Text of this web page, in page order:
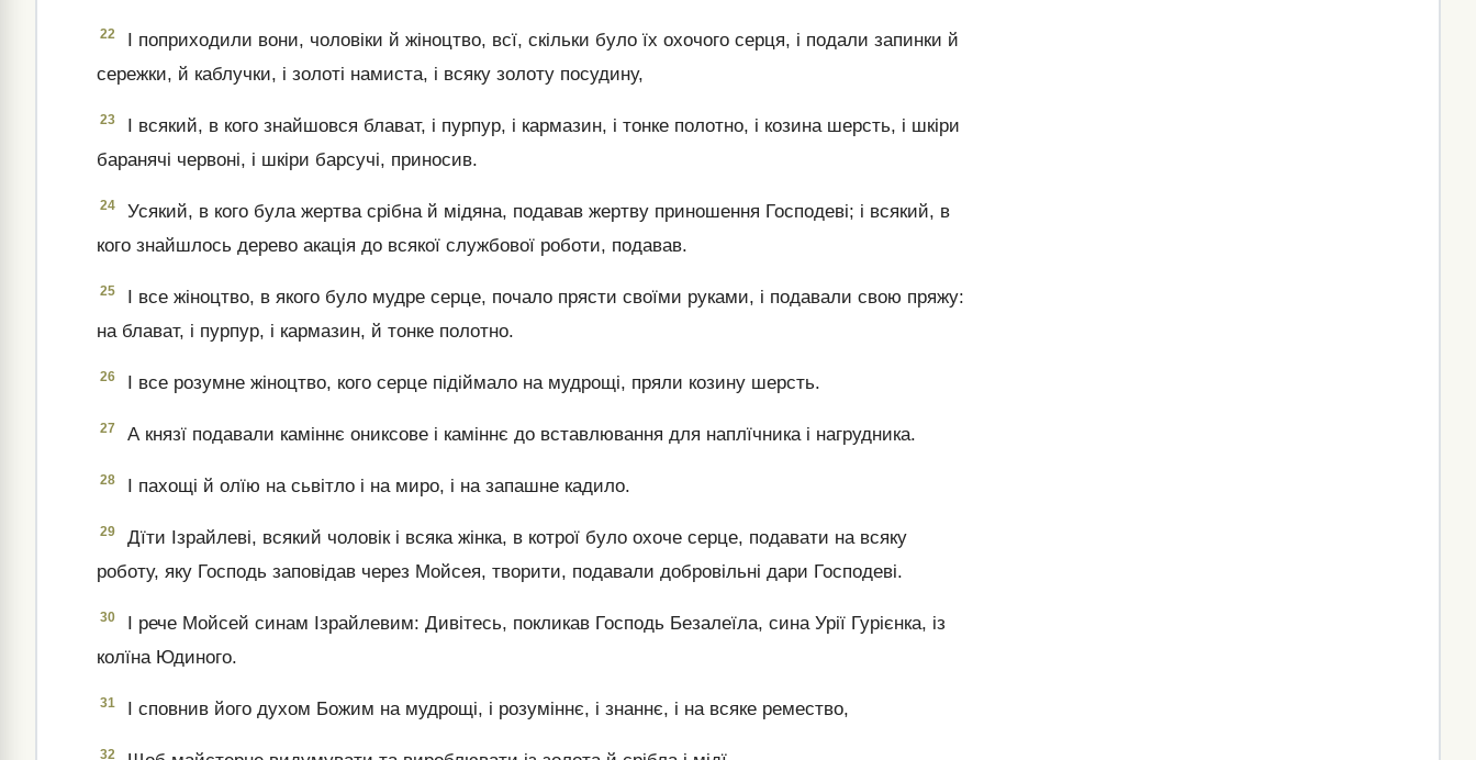
22
І поприходили вони, чоловіки й жіноцтво, всї, скільки було їх охочого серця, і подали запинки й
сережки, й каблучки, і золоті намиста, і всяку золоту посудину,
23
І всякий, в кого знайшовся блават, і пурпур, і кармазин, і тонке полотно, і козина шерсть, і шкіри
баранячі червоні, і шкіри барсучі, приносив.
24
Усякий, в кого була жертва срібна й мідяна, подавав жертву приношення Господеві; і всякий, в
кого знайшлось дерево акація до всякої службової роботи, подавав.
25
І все жіноцтво, в якого було мудре серце, почало прясти своїми руками, і подавали свою пряжу:
на блават, і пурпур, і кармазин, й тонке полотно.
26 І все розумне жіноцтво, кого серце підіймало на мудрощі, пряли козину шерсть.
27 А князї подавали каміннє ониксове і каміннє до вставлювання для наплїчника і нагрудника.
28 І пахощі й олїю на сьвітло і на миро, і на запашне кадило.
29
Дїти Ізрайлеві, всякий чоловік і всяка жінка, в котрої було охоче серце, подавати на всяку
роботу, яку Господь заповідав через Мойсея, творити, подавали добровільні дари Господеві.
30
І рече Мойсей синам Ізрайлевим: Дивітесь, покликав Господь Безалеїла, сина Урії Гурієнка, із
колїна Юдиного.
31 І сповнив його духом Божим на мудрощі, і розуміннє, і знаннє, і на всяке ремество,
32